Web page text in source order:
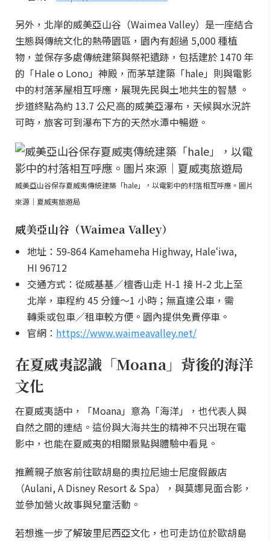
另外，北岸的威美亞山谷（Waimea Valley）是一座結合
生態與傳統文化的熱帶園區，園內有超過 5,000 種植
物，並保存多處傳統建築與祭祀遺跡，包括建於 1470 年
的「Hale o Lono」神殿，而茅草建築「hale」則與電影
中的村落茅屋相互呼應，展現先民與土地共生的智慧 。
步道終點為約 13.7 公尺高的威美亞瀑布，天候與水況許
可時，旅客可到瀑布下方的天然水潭中暢遊。
威美亞山谷保存夏威夷傳統建築「hale」，以電影中的村落相互呼應。圖片
來源｜夏威夷旅遊局
威美亞山谷（Waimea Valley）
地址：59-864 Kamehameha Highway, Haleʻiwa,
HI 96712
交通方式：從威基基／檀香山走 H-1 接 H-2 北上至
北岸，車程約 45 分鐘～1 小時；無直達公車，需
轉乘或包車／租車較方便。園內提供免費停車。
官網： https://www.waimeavalley.net/
在夏威夷認識「Moana」背後的海洋
文化
在夏威夷語中，「Moana」意為「海洋」，也代表人與
自然之間的連結。這份與大海共生的精神不只出現在電
影中，也能在夏威夷的相關景點與體驗中看見。
推薦親子旅客前往歐胡島的奧拉尼迪士尼度假飯店
（Aulani, A Disney Resort & Spa），與莫娜見面合影，
並參加營火故事與兒童活動。
若想進一步了解玻里尼西亞文化，也可走訪位於歐胡島